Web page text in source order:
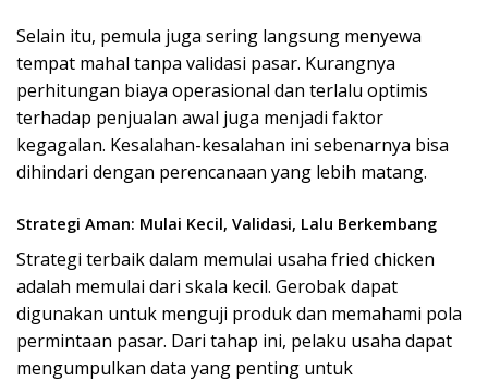
Selain itu, pemula juga sering langsung menyewa
tempat mahal tanpa validasi pasar. Kurangnya
perhitungan biaya operasional dan terlalu optimis
terhadap penjualan awal juga menjadi faktor
kegagalan. Kesalahan-kesalahan ini sebenarnya bisa
dihindari dengan perencanaan yang lebih matang.
Strategi Aman: Mulai Kecil, Validasi, Lalu Berkembang
Strategi terbaik dalam memulai usaha fried chicken
adalah memulai dari skala kecil. Gerobak dapat
digunakan untuk menguji produk dan memahami pola
permintaan pasar. Dari tahap ini, pelaku usaha dapat
mengumpulkan data yang penting untuk